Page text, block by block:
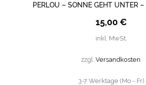
PERLOU – SONNE GEHT UNTER
15,00€
inkl. MwSt.
zzgl. Versandkosten
3-7 Werktage (Mo - Fr)